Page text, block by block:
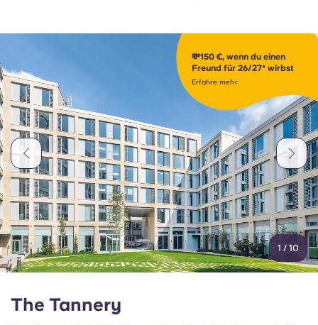
💸150 €, wenn du einen
Freund für 26/27* wirbst
Erfahre mehr
1 / 10
The Tannery